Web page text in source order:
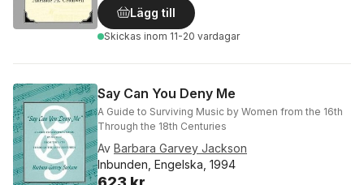
Lägg till
Skickas inom 11-20 vardagar
Say Can You Deny Me
A Guide to Surviving Music by Women from the 16th
Through the 18th Centuries
Av Barbara Garvey Jackson
Inbunden, Engelska, 1994